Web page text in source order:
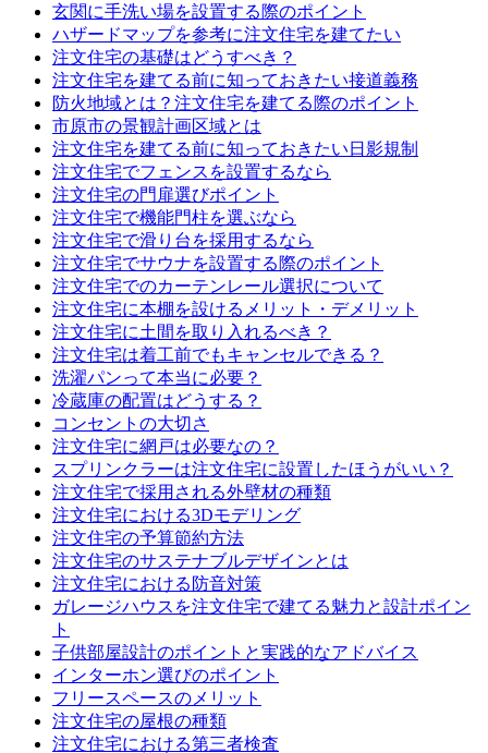
玄関に手洗い場を設置する際のポイント
ハザードマップを参考に注文住宅を建てたい
注文住宅の基礎はどうすべき？
注文住宅を建てる前に知っておきたい接道義務
防火地域とは？注文住宅を建てる際のポイント
市原市の景観計画区域とは
注文住宅を建てる前に知っておきたい日影規制
注文住宅でフェンスを設置するなら
注文住宅の門扉選びポイント
注文住宅で機能門柱を選ぶなら
注文住宅で滑り台を採用するなら
注文住宅でサウナを設置する際のポイント
注文住宅でのカーテンレール選択について
注文住宅に本棚を設けるメリット・デメリット
注文住宅に土間を取り入れるべき？
注文住宅は着工前でもキャンセルできる？
洗濯パンって本当に必要？
冷蔵庫の配置はどうする？
コンセントの大切さ
注文住宅に網戸は必要なの？
スプリンクラーは注文住宅に設置したほうがいい？
注文住宅で採用される外壁材の種類
注文住宅における3Dモデリング
注文住宅の予算節約方法
注文住宅のサステナブルデザインとは
注文住宅における防音対策
ガレージハウスを注文住宅で建てる魅力と設計ポイン
ト
子供部屋設計のポイントと実践的なアドバイス
インターホン選びのポイント
フリースペースのメリット
注文住宅の屋根の種類
注文住宅における第三者検査